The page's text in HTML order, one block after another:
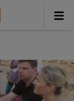
Toggle